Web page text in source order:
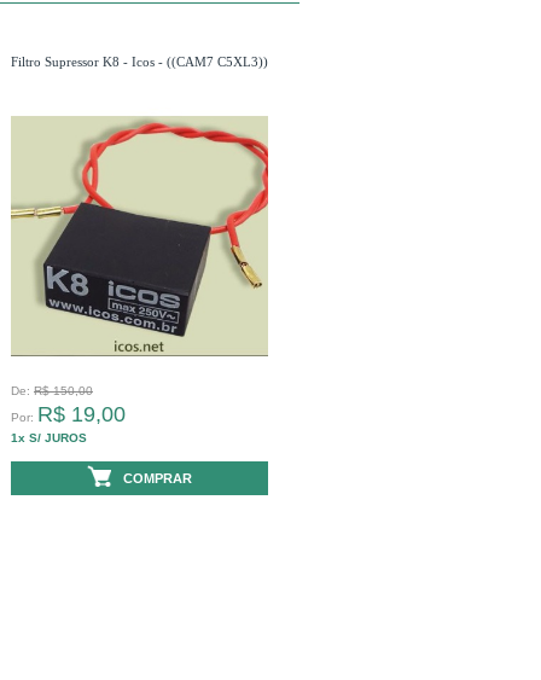
Filtro Supressor K8 - Icos - ((CAM7 C5XL3))
De: R$ 150,00
Por: R$ 19,00
1x S/ JUROS
COMPRAR